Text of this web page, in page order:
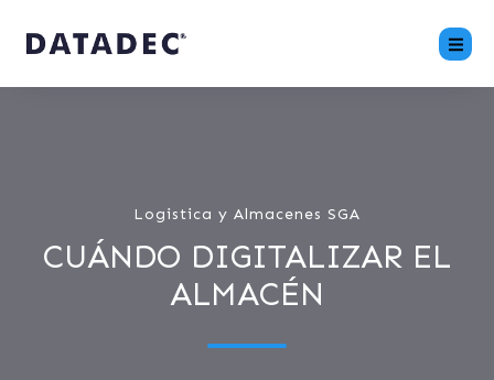
Logistica y Almacenes SGA
CUÁNDO DIGITALIZAR EL
ALMACÉN